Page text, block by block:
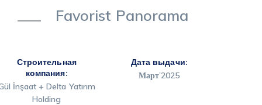
Favorist Panorama
Строительная
компания:
İnşaat + Delta Yatırım
Holding
Дата выдачи:
Март’2025